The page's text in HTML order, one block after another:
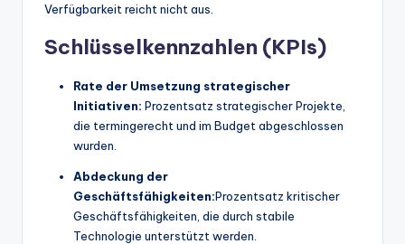
Verfügbarkeit reicht nicht aus.
Schlüsselkennzahlen (KPIs)
Rate der Umsetzung strategischer
Initiativen: Prozentsatz strategischer Projekte,
die termingerecht und im Budget abgeschlossen
wurden.
Abdeckung der
Geschäftsfähigkeiten:Prozentsatz kritischer
Geschäftsfähigkeiten, die durch stabile
Technologie unterstützt werden.